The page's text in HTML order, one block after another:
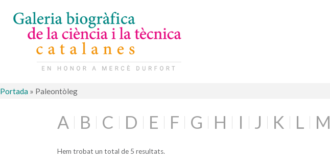
Portada » Paleontòleg
A B C D E F G H I J K L M
Hem trobat un total de 5 resultats.